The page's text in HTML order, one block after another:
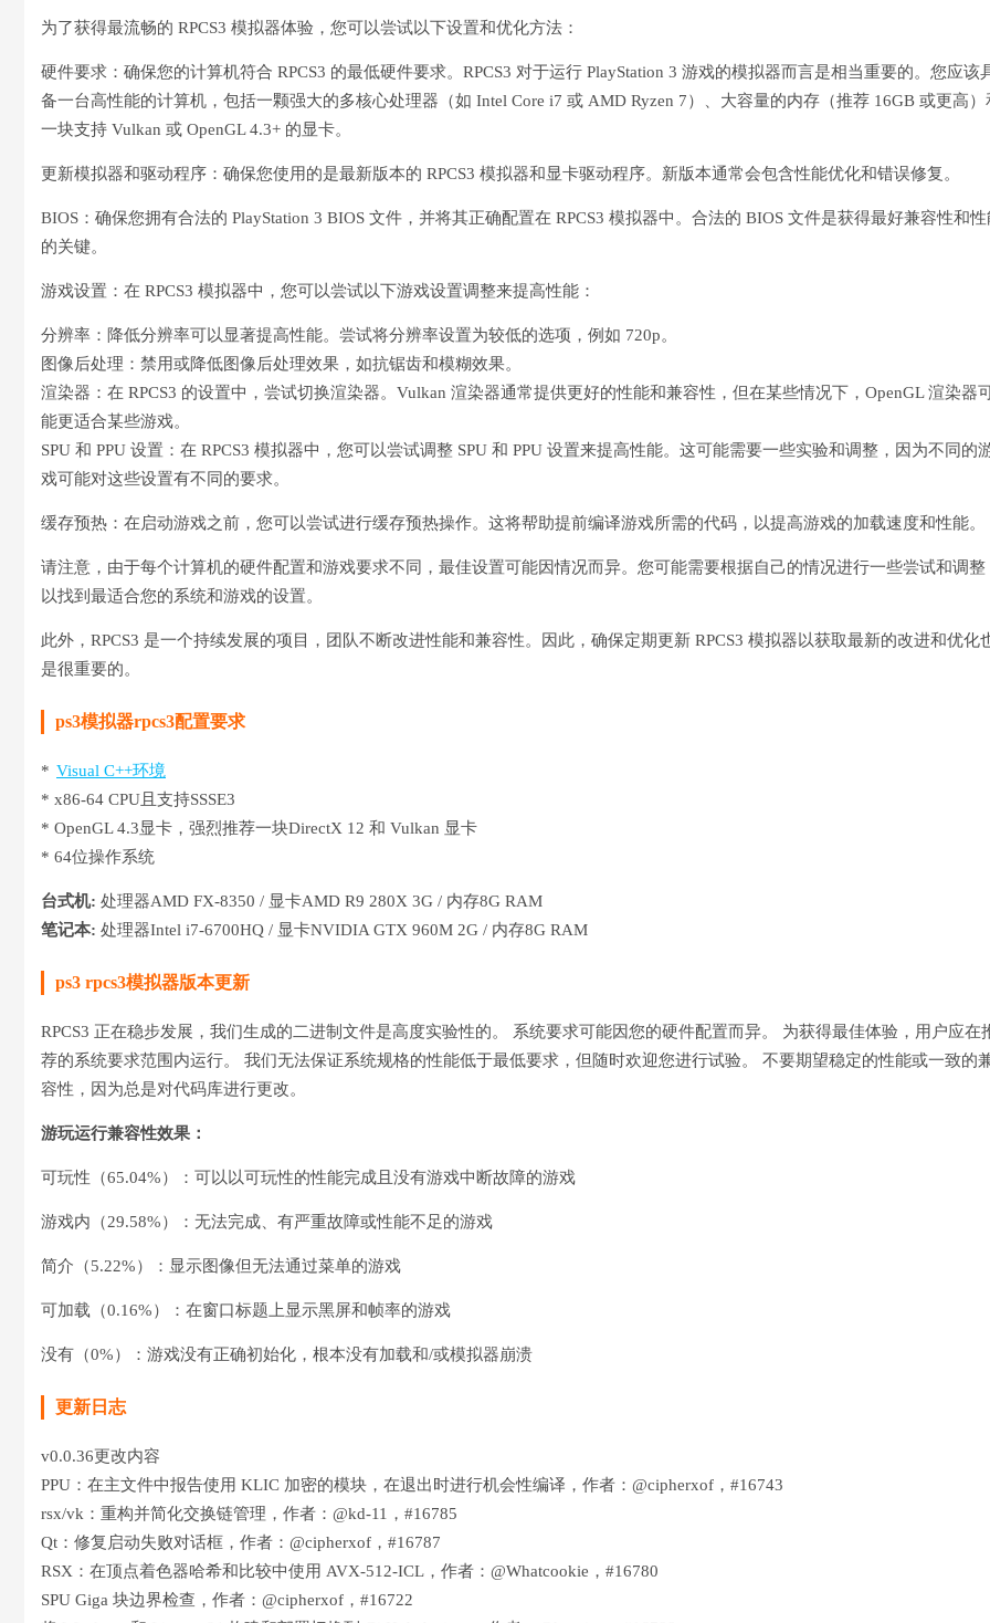
为了获得最流畅的 RPCS3 模拟器体验，您可以尝试以下设置和优化方法：
硬件要求：确保您的计算机符合 RPCS3 的最低硬件要求。RPCS3 对于运行 PlayStation 3 游戏的模拟器而言是相当重要的。您应该
备一台高性能的计算机，包括一颗强大的多核心处理器（如 Intel Core i7 或 AMD Ryzen 7）、大容量的内存（推荐 16GB 或更高）
一块支持 Vulkan 或 OpenGL 4.3+ 的显卡。
更新模拟器和驱动程序：确保您使用的是最新版本的 RPCS3 模拟器和显卡驱动程序。新版本通常会包含性能优化和错误修复。
BIOS：确保您拥有合法的 PlayStation 3 BIOS 文件，并将其正确配置在 RPCS3 模拟器中。合法的 BIOS 文件是获得最好兼容性和性
的关键。
游戏设置：在 RPCS3 模拟器中，您可以尝试以下游戏设置调整来提高性能：
分辨率：降低分辨率可以显著提高性能。尝试将分辨率设置为较低的选项，例如 720p。
图像后处理：禁用或降低图像后处理效果，如抗锯齿和模糊效果。
渲染器：在 RPCS3 的设置中，尝试切换渲染器。Vulkan 渲染器通常提供更好的性能和兼容性，但在某些情况下，OpenGL 渲染器
能更适合某些游戏。
SPU 和 PPU 设置：在 RPCS3 模拟器中，您可以尝试调整 SPU 和 PPU 设置来提高性能。这可能需要一些实验和调整，因为不同的
戏可能对这些设置有不同的要求。
缓存预热：在启动游戏之前，您可以尝试进行缓存预热操作。这将帮助提前编译游戏所需的代码，以提高游戏的加载速度和性能。
请注意，由于每个计算机的硬件配置和游戏要求不同，最佳设置可能因情况而异。您可能需要根据自己的情况进行一些尝试和调整
以找到最适合您的系统和游戏的设置。
此外，RPCS3 是一个持续发展的项目，团队不断改进性能和兼容性。因此，确保定期更新 RPCS3 模拟器以获取最新的改进和优化
是很重要的。
ps3模拟器rpcs3配置要求
* Visual C++环境
* x86-64 CPU且支持SSSE3
* OpenGL 4.3显卡，强烈推荐一块DirectX 12 和 Vulkan 显卡
* 64位操作系统
台式机: 处理器AMD FX-8350 / 显卡AMD R9 280X 3G / 内存8G RAM
笔记本: 处理器Intel i7-6700HQ / 显卡NVIDIA GTX 960M 2G / 内存8G RAM
ps3 rpcs3模拟器版本更新
RPCS3 正在稳步发展，我们生成的二进制文件是高度实验性的。 系统要求可能因您的硬件配置而异。 为获得最佳体验，用户应在
荐的系统要求范围内运行。 我们无法保证系统规格的性能低于最低要求，但随时欢迎您进行试验。 不要期望稳定的性能或一致的
容性，因为总是对代码库进行更改。
游玩运行兼容性效果：
可玩性（65.04%）：可以以可玩性的性能完成且没有游戏中断故障的游戏
游戏内（29.58%）：无法完成、有严重故障或性能不足的游戏
简介（5.22%）：显示图像但无法通过菜单的游戏
可加载（0.16%）：在窗口标题上显示黑屏和帧率的游戏
没有（0%）：游戏没有正确初始化，根本没有加载和/或模拟器崩溃
更新日志
v0.0.36更改内容
PPU：在主文件中报告使用 KLIC 加密的模块，在退出时进行机会性编译，作者：@cipherxof，#16743
rsx/vk：重构并简化交换链管理，作者：@kd-11，#16785
Qt：修复启动失败对话框，作者：@cipherxof，#16787
RSX：在顶点着色器哈希和比较中使用 AVX-512-ICL，作者：@Whatcookie，#16780
SPU Giga 块边界检查，作者：@cipherxof，#16722